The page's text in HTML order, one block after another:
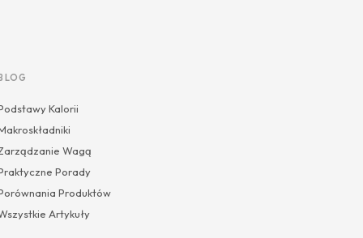
Kalorii
Wagą
Porady
Produktów
Artykuły